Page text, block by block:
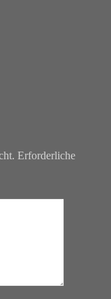
Erforderliche